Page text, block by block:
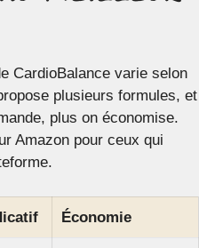
CardioBalance varie selon
plusieurs formules, et
plus on économise.
Amazon pour ceux qui
Économie